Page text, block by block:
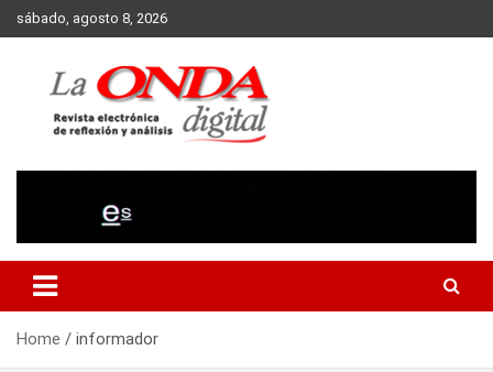
Skip
to
sábado, agosto 8, 2026
Home informador